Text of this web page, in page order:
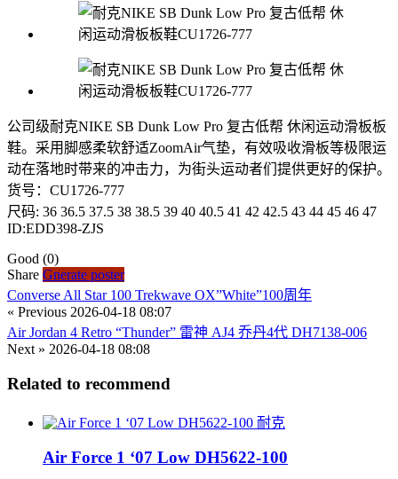
公司级耐克NIKE SB Dunk Low Pro 复古低帮 休闲运动滑板板
鞋。采用脚感柔软舒适ZoomAir气垫，有效吸收滑板等极限运
动在落地时带来的冲击力，为街头运动者们提供更好的保护。
货号：CU1726-777
尺码: 36 36.5 37.5 38 38.5 39 40 40.5 41 42 42.5 43 44 45 46 47
ID:EDD398-ZJS
Good (0)
Share Gnerate poster
Converse All Star 100 Trekwave OX”White”100周年
« Previous 2026-04-18 08:07
Air Jordan 4 Retro “Thunder” 雷神 AJ4 乔丹4代 DH7138-006
Next » 2026-04-18 08:08
Related to recommend
耐克
Air Force 1 ‘07 Low DH5622-100